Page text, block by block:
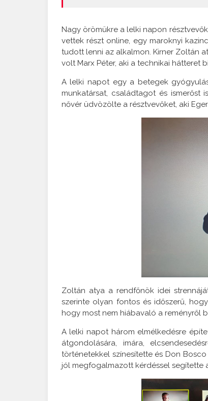
Nagy örömükre a lelki napon
vettek részt online, egy maroknyi
tudott lenni az alkalmon. Kirner Zoltán
volt Marx Péter, aki a technikai hátteret
A lelki napot egy a betegek
munkatársat, családtagot és ismerőst
nővér üdvözölte a résztvevőket, aki
Zoltán atya a rendfőnök idei
szerinte olyan fontos és időszerű,
hogy most nem hiábavaló a reményről
A lelki napot három elmélkedésre
átgondolására, imára,
történetekkel színesítette és Don
jól megfogalmazott kérdéssel segítette